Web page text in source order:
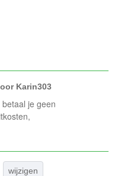
Karin303
je geen
wijzigen